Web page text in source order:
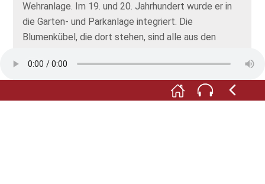
Wehranlage. Im 19. und 20. Jahrhundert wurde er in
die Garten- und Parkanlage integriert. Die
Blumenkübel, die dort stehen, sind alle aus den
M:Oben angekommen, biegen Sie bitte rechts ab
und gehen vor bis zum Lindenplatz. Von der